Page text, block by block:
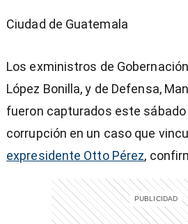
Ciudad de Guatemala
Los exministros de
López Bonilla, y de Defensa,
fueron capturados este
corrupción en un caso que
expresidente Otto Pérez,